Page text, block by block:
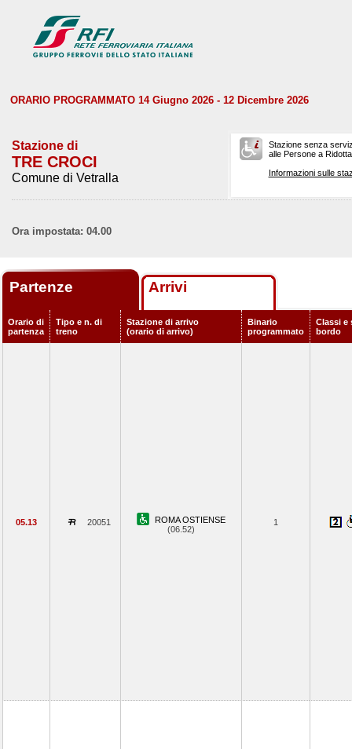
ORARIO PROGRAMMATO 14 Giugno 2026 - 12 Dicembre 2026
Stazione di
TRE CROCI
Comune di Vetralla
Stazione senza
alle Persone a
Informazioni sulle
Ora impostata: 04.00
Partenze Arrivi
Orario di
partenza
Tipo e n. di
treno
Stazione di arrivo
(orario di arrivo)
Binario
programmato
Classi e
bordo
05.13 20051
ROMA OSTIENSE
(06.52)
1